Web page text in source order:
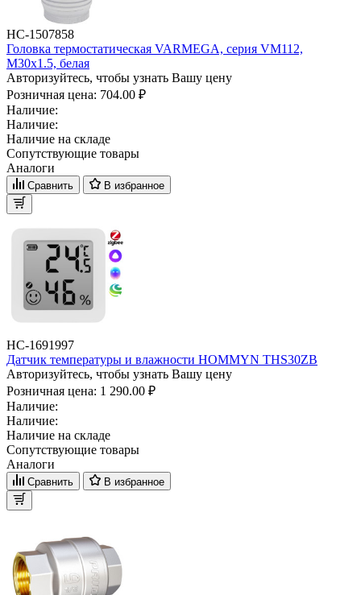
НС-1507858
Головка термостатическая VARMEGA, серия VM112,
M30х1.5, белая
Авторизуйтесь, чтобы узнать Вашу цену
Розничная цена: 704.00 ₽
Наличие:
Наличие:
Наличие на складе
Сопутствующие товары
Аналоги
Сравнить В избранное
НС-1691997
Датчик температуры и влажности HOMMYN THS30ZB
Авторизуйтесь, чтобы узнать Вашу цену
Розничная цена: 1 290.00 ₽
Наличие:
Наличие:
Наличие на складе
Сопутствующие товары
Аналоги
Сравнить В избранное